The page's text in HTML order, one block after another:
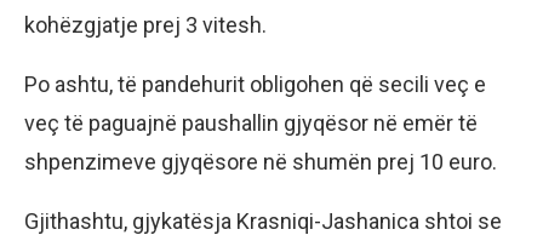
kohëzgjatje prej 3 vitesh.
Po ashtu, të pandehurit obligohen që secili veç e
veç të paguajnë paushallin gjyqësor në emër të
shpenzimeve gjyqësore në shumën prej 10 euro.
Gjithashtu, gjykatësja Krasniqi-Jashanica shtoi se